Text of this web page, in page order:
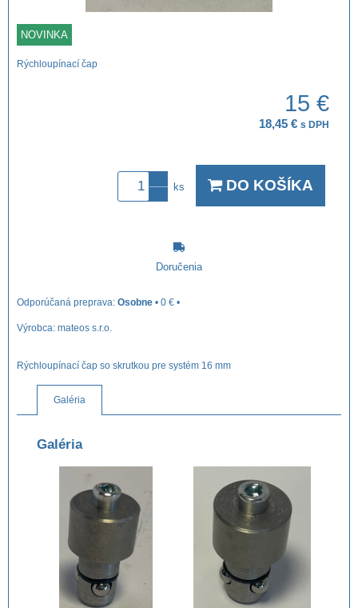
NOVINKA
Rýchloupínací čap
15 €
18,45 € s DPH
ks DO KOŠÍKA
Doručenia
Osobne • 0 € •
Výrobca: mateos s.r.o.
Rýchloupínací čap so skrutkou pre systém 16 mm
Galéria
Galéria